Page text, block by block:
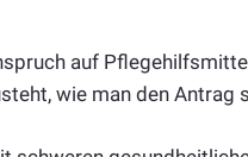
auf
wie man den Antrag